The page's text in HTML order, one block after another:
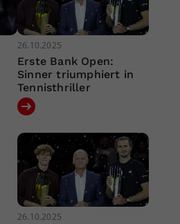
26.10.2025
Erste Bank Open:
Sinner triumphiert in
Tennisthriller
26.10.2025